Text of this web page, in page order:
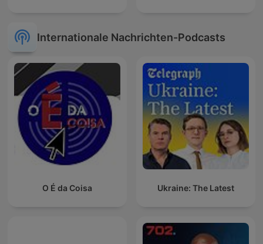
Internationale Nachrichten-Podcasts
O É da Coisa Ukraine: The Latest